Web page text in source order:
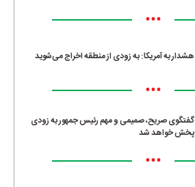
•••
هشدار به آمریکا: به زودی از منطقه اخراج می‌شوید
•••
گفتگوی صریح، صمیمی و مهم رئیس جمهور به زودی
پخش خواهد شد
•••